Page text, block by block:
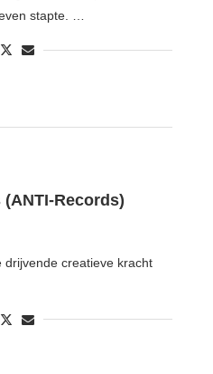
stapte. …
(ANTI-Records)
drijvende creatieve kracht